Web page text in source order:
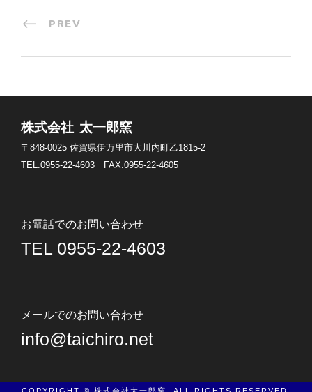
PREV
株式会社 太一郎窯
〒848-0025 佐賀県伊万里市大川内町乙1815-2
TEL.0955-22-4603 FAX.0955-22-4605
お電話でのお問い合わせ
TEL 0955-22-4603
メールでのお問い合わせ
info@taichiro.net